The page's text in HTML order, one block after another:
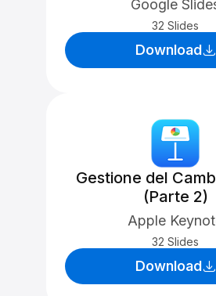
Google
32 Slides
Download
Gestione del
(Parte 2)
Apple
32 Slides
Download